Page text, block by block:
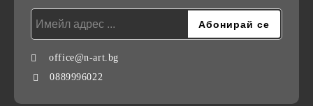
office@n-art.bg
0889996022